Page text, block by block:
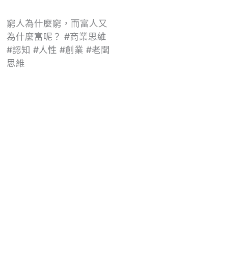
窮人為什麼窮，而富人又
為什麼富呢？ #商業思維
#認知 #人性 #創業 #老闆
思維